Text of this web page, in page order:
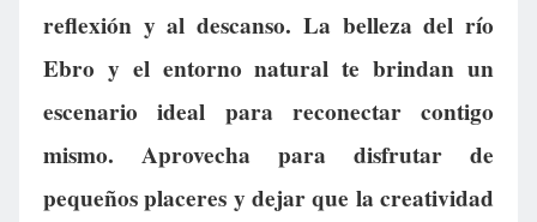
reflexión y al descanso. La belleza del río
Ebro y el entorno natural te brindan un
escenario ideal para reconectar contigo
mismo. Aprovecha para disfrutar de
pequeños placeres y dejar que la creatividad